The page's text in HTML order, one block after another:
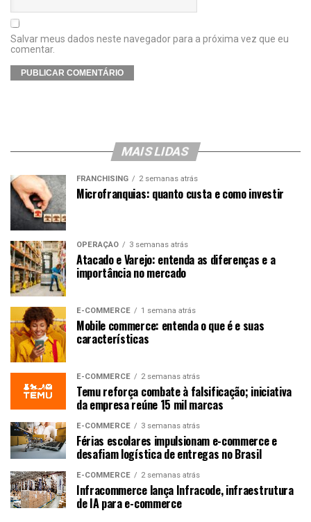
Salvar meus dados neste navegador para a próxima vez que eu
comentar.
MAIS LIDAS
FRANCHISING 2 semanas atrás
Microfranquias: quanto custa e como investir
OPERAÇÃO 3 semanas atrás
Atacado e Varejo: entenda as diferenças e a
importância no mercado
E-COMMERCE 1 semana atrás
Mobile commerce: entenda o que é e suas
características
E-COMMERCE 2 semanas atrás
Temu reforça combate à falsificação; iniciativa
da empresa reúne 15 mil marcas
E-COMMERCE 3 semanas atrás
Férias escolares impulsionam e-commerce e
desafiam logística de entregas no Brasil
E-COMMERCE 2 semanas atrás
Infracommerce lança Infracode, infraestrutura
de IA para e-commerce